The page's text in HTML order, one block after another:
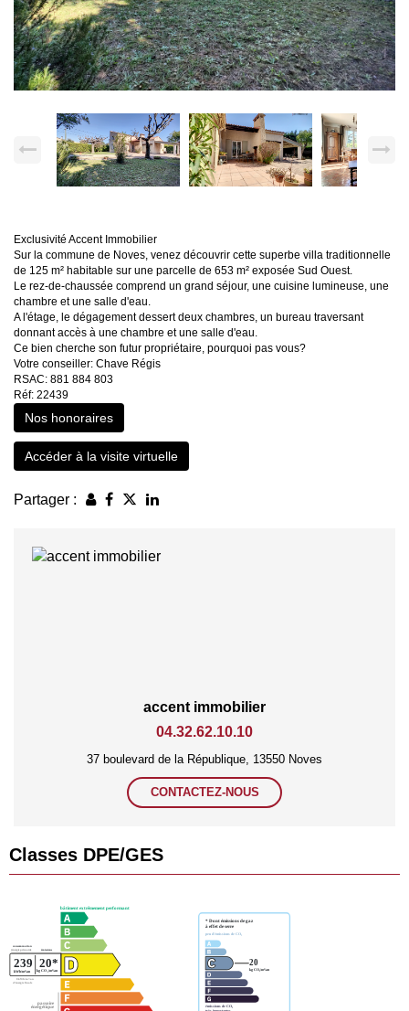
Exclusivité Accent Immobilier
Sur la commune de Noves, venez découvrir cette superbe villa traditionnelle
de 125 m² habitable sur une parcelle de 653 m² exposée Sud Ouest.
Le rez-de-chaussée comprend un grand séjour, une cuisine lumineuse, une
chambre et une salle d'eau.
A l'étage, le dégagement dessert deux chambres, un bureau traversant
donnant accès à une chambre et une salle d'eau.
Ce bien cherche son futur propriétaire, pourquoi pas vous?
Votre conseiller: Chave Régis
RSAC: 881 884 803
Réf: 22439
Nos honoraires
Accéder à la visite virtuelle
Partager :
accent immobilier
04.32.62.10.10
37 boulevard de la République, 13550 Noves
CONTACTEZ-NOUS
Classes DPE/GES